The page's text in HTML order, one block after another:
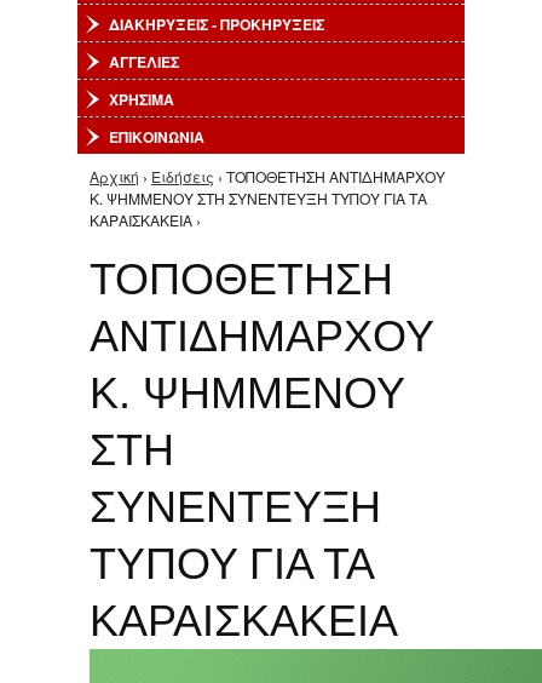
ΔΙΑΚΗΡΥΞΕΙΣ - ΠΡΟΚΗΡΥΞΕΙΣ
ΑΓΓΕΛΙΕΣ
ΧΡΗΣΙΜΑ
ΕΠΙΚΟΙΝΩΝΙΑ
Είστε εδώ
Αρχική › Ειδήσεις › ΤΟΠΟΘΕΤΗΣΗ ΑΝΤΙΔΗΜΑΡΧΟΥ
Κ. ΨΗΜΜΕΝΟΥ ΣΤΗ ΣΥΝΕΝΤΕΥΞΗ ΤΥΠΟΥ ΓΙΑ ΤΑ
ΚΑΡΑΙΣΚΑΚΕΙΑ ›
ΤΟΠΟΘΕΤΗΣΗ
ΑΝΤΙΔΗΜΑΡΧΟΥ
Κ. ΨΗΜΜΕΝΟΥ
ΣΤΗ
ΣΥΝΕΝΤΕΥΞΗ
ΤΥΠΟΥ ΓΙΑ ΤΑ
ΚΑΡΑΙΣΚΑΚΕΙΑ